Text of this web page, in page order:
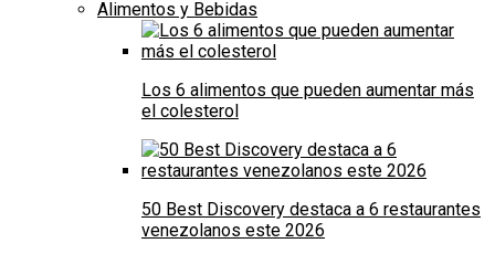
Alimentos y Bebidas
Los 6 alimentos que pueden aumentar más
el colesterol
50 Best Discovery destaca a 6 restaurantes
venezolanos este 2026